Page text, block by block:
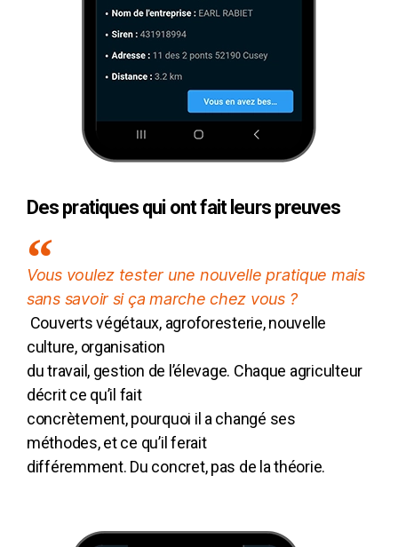
Des pratiques qui ont fait leurs preuves
Vous voulez tester une nouvelle pratique mais
sans savoir si ça marche chez vous ?
Couverts végétaux, agroforesterie, nouvelle
culture, organisation
du travail, gestion de l’élevage. Chaque agriculteur
décrit ce qu’il fait
concrètement, pourquoi il a changé ses
méthodes, et ce qu’il ferait
différemment. Du concret, pas de la théorie.